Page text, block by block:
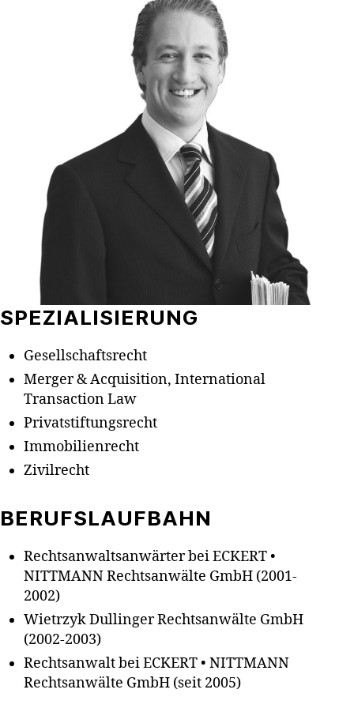
SPEZIALISIERUNG
Gesellschaftsrecht
Merger & Acquisition, International
Transaction Law
Privatstiftungsrecht
Immobilienrecht
Zivilrecht
BERUFSLAUFBAHN
Rechtsanwaltsanwärter bei ECKERT •
NITTMANN Rechtsanwälte GmbH (2001-
2002)
Wietrzyk Dullinger Rechtsanwälte GmbH
(2002-2003)
Rechtsanwalt bei ECKERT • NITTMANN
Rechtsanwälte GmbH (seit 2005)